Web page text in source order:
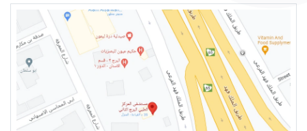
حجز موعد مستشفى العيون الرياض